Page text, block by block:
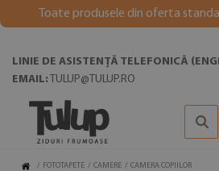
Toate produsele din oferta
LINIE DE ASISTENȚĂ TELEFONICĂ
EMAIL: TULUP@TULUP.RO
/ FOTOTAPETE / CAMERE / CAMERA COPIILOR